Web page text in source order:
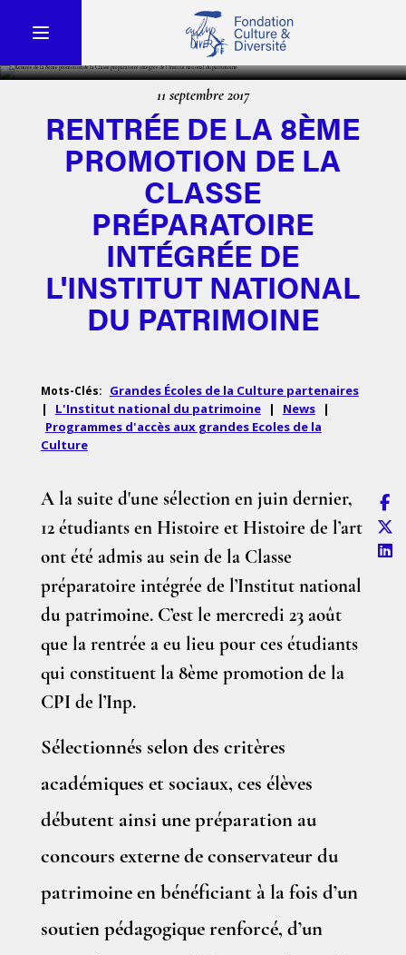
11 septembre 2017
RENTRÉE DE LA 8ÈME
PROMOTION DE LA
CLASSE
PRÉPARATOIRE
INTÉGRÉE DE
L'INSTITUT NATIONAL
DU PATRIMOINE
Mots-Clés:
Grandes Écoles de la Culture partenaires
|
L'Institut national du patrimoine | News
|
Programmes d'accès aux grandes Ecoles de la
Culture
A la suite d'une sélection en juin dernier,
12 étudiants en Histoire et Histoire de l’art
ont été admis au sein de la Classe
préparatoire intégrée de l’Institut national
du patrimoine. C’est le mercredi 23 août
que la rentrée a eu lieu pour ces étudiants
qui constituent la 8ème promotion de la
CPI de l’Inp.
Sélectionnés selon des critères
académiques et sociaux, ces élèves
débutent ainsi une préparation au
concours externe de conservateur du
patrimoine en bénéficiant à la fois d’un
soutien pédagogique renforcé, d’un